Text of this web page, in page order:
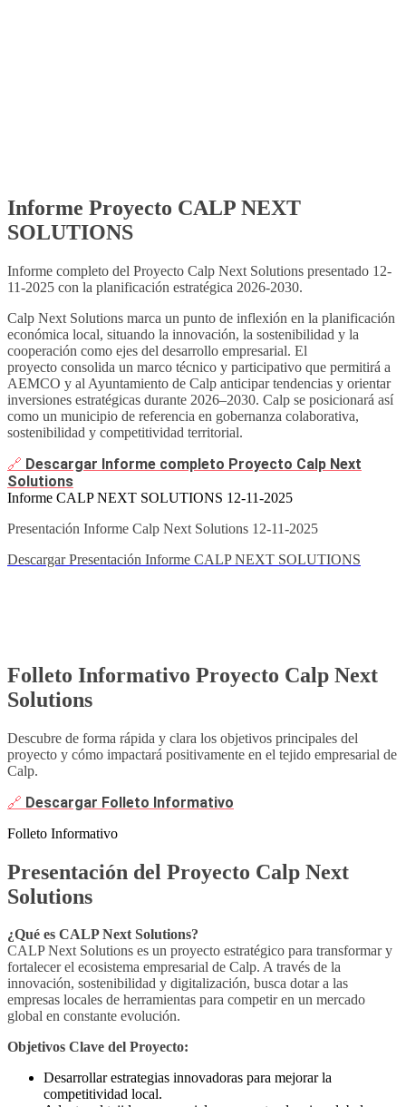
Informe Proyecto CALP NEXT
SOLUTIONS
Informe completo del Proyecto Calp Next Solutions presentado 12-
11-2025 con la planificación estratégica 2026-2030.
Calp Next Solutions marca un punto de inflexión en la planificación
económica local, situando la innovación, la sostenibilidad y la
cooperación como ejes del desarrollo empresarial. El
proyecto consolida un marco técnico y participativo que permitirá a
AEMCO y al Ayuntamiento de Calp anticipartendencias y orientar
inversiones estratégicas durante 2026–2030. Calp se posicionará así
como un municipio de referencia en gobernanza colaborativa,
sostenibilidad y competitividad territorial.
🔗 Descargar Informe completo Proyecto Calp Next
Solutions
Informe CALP NEXT SOLUTIONS 12-11-2025
Presentación Informe Calp Next Solutions 12-11-2025
Descargar Presentación Informe CALP NEXT SOLUTIONS
Folleto Informativo Proyecto Calp Next
Solutions
Descubre de forma rápida y clara los objetivos principales del
proyecto y cómo impactará positivamente en el tejido empresarial de
Calp.
🔗 Descargar Folleto Informativo
Folleto Informativo
Presentación del Proyecto Calp Next
Solutions
¿Qué es CALP Next Solutions?
CALP Next Solutions es un proyecto estratégico para transformar y
fortalecer el ecosistema empresarial de Calp. A través de la
innovación, sostenibilidad y digitalización, busca dotar a las
empresas locales de herramientas para competir en un mercado
global en constante evolución.
Objetivos Clave del Proyecto:
Desarrollar estrategias innovadoras para mejorar la
competitividad local.